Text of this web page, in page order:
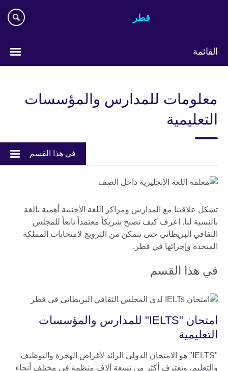
قطر
القائمة
معلومات للمدارس والمؤسسات
التعليمية
في هذا القسم
تشكل علاقتنا مع المدارس ومراكز اللغة الأجنبية أهمية بالغة
بالنسبة لنا. اعرف كيف تصبح شريكاً معتمداً تابعاً للمجلس
الثقافي البريطاني حتى تتمكن من الترويج لامتحانات المملكة
المتحدة وإجرائها في قطر.
في هذا القسم
امتحان "IELTS" للمدارس والمؤسسات
التعليمية
"IELTS" هو الامتحان الدولي الرائد لأغراض الهجرة والتوظيف
والتعليم، وتعترف أكثر من تسعة آلاف منظمة في مختلف أنحاء